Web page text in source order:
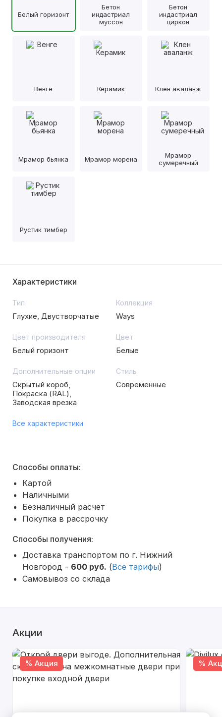
Белый горизонт
Бетон
индастриал
муссон
Бетон
индастриал
циркон
Венге Керамик Клен аваланж
Мрамор бьянка Мрамор морена
Мрамор
сумеречный
Рустик тимбер
Характеристики
Тип
Глухие, Двустворчатые
Коллекция
Ways
Цвет производителя
Белый горизонт
Цвет
Белые
Дополнительные опции
Скрытый короб,
Покраска (RAL),
Заводская врезка
Стиль
Современные
Все характеристики
Способы оплаты:
Картой
Наличными
Безналичный расчет
Покупка в рассрочку
Способы получения:
Доставка транспортом по г. Нижний
Новгород - 600 руб. (Все тарифы)
Самовывоз со склада
Акции
% Акция %